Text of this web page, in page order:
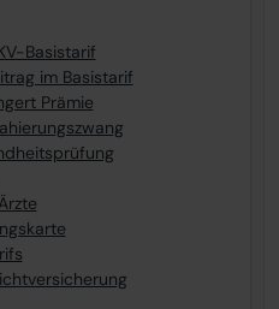
Basistarif
im Basistarif
Prämie